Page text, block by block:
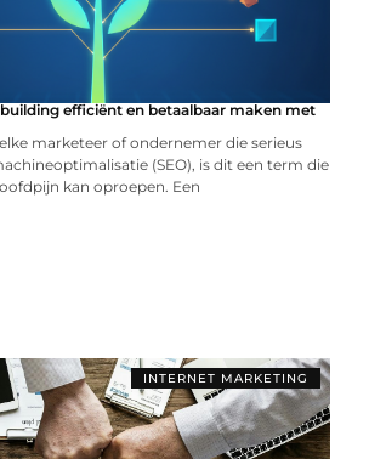
efficiënt en betaalbaar maken met
marketeer of ondernemer die serieus
(SEO), is dit een term die
kan oproepen. Een
INTERNET MARKETING